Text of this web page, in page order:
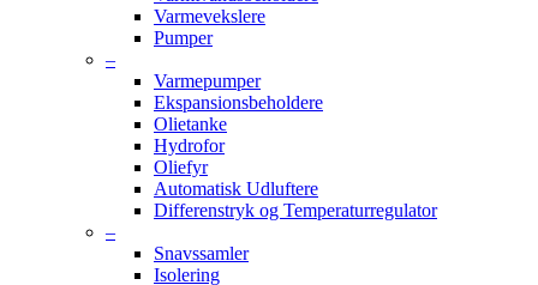
Varmevekslere
Pumper
–
Varmepumper
Ekspansionsbeholdere
Olietanke
Hydrofor
Oliefyr
Automatisk Udluftere
Differenstryk og Temperaturregulator
–
Snavssamler
Isolering